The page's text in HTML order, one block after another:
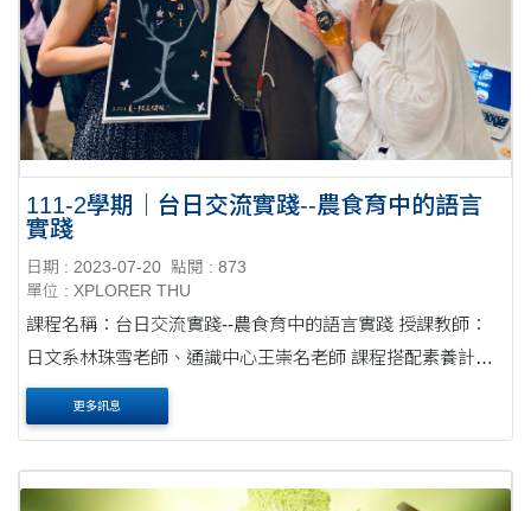
111-2學期｜台日交流實踐--農食育中的語言
實踐
日期 : 2023-07-20 點閱 : 873
單位 : XPLORER THU
課程名稱：台日交流實踐--農食育中的語言實踐 授課教師：
日文系林珠雪老師、通識中心王崇名老師 課程搭配素養計畫
執行學期：111-2學期 ⭓ 課程目標 由於與本課程合作的「台
日食農....
更多訊息